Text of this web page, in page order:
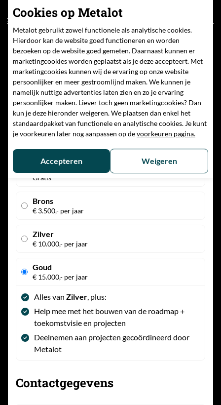
ONTWIKKELAAR
Aanmelden voor
lidmaatschap
Kies lidmaatschap
Toeschouwer
Gratis
Brons
€ 3.500,- per jaar
Zilver
€ 10.000,- per jaar
Goud
€ 15.000,- per jaar
Alles van Zilver, plus:
Help mee met het bouwen van de roadmap +
toekomstvisie en projecten
Deelnemen aan projecten gecoördineerd door
Metalot
Contactgegevens
Cookies op Metalot
Metalot gebruikt zowel functionele als analytische cookies.
Hierdoor kan de website goed functioneren en worden
bezoeken op de website goed gemeten. Daarnaast kunnen er
marketingcookies worden geplaatst als je deze accepteert. Met
marketingcookies kunnen wij de ervaring op onze website
persoonlijker en meer gestroomlijnd maken. We kunnen je
namelijk nuttige advertenties laten zien en zo je ervaring
persoonlijker maken. Liever toch geen marketingcookies? Dan
kun je deze hieronder weigeren. We plaatsen dan enkel het
standaardpakket van functionele en analytische cookies. Je kunt
je voorkeuren later nog aanpassen op devoorkeuren pagina.
Accepteren Weigeren